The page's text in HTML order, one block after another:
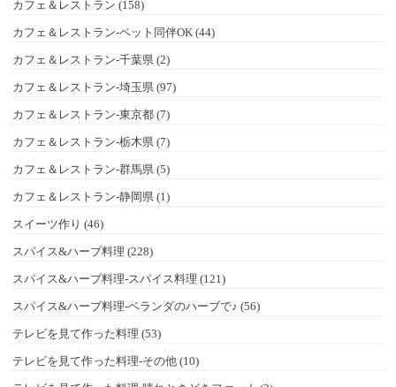
カフェ＆レストラン (158)
カフェ＆レストラン-ペット同伴OK (44)
カフェ＆レストラン-千葉県 (2)
カフェ＆レストラン-埼玉県 (97)
カフェ＆レストラン-東京都 (7)
カフェ＆レストラン-栃木県 (7)
カフェ＆レストラン-群馬県 (5)
カフェ＆レストラン-静岡県 (1)
スイーツ作り (46)
スパイス&ハーブ料理 (228)
スパイス&ハーブ料理-スパイス料理 (121)
スパイス&ハーブ料理-ベランダのハーブで♪ (56)
テレビを見て作った料理 (53)
テレビを見て作った料理-その他 (10)